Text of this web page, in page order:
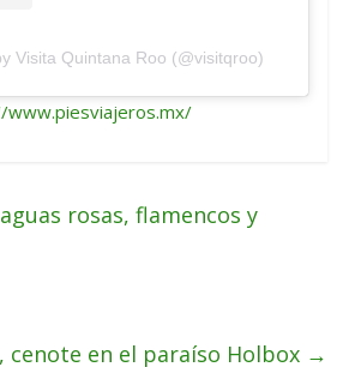
Visita Quintana Roo (@visitqroo)
rosas, flamencos y
cenote en el paraíso Holbox →